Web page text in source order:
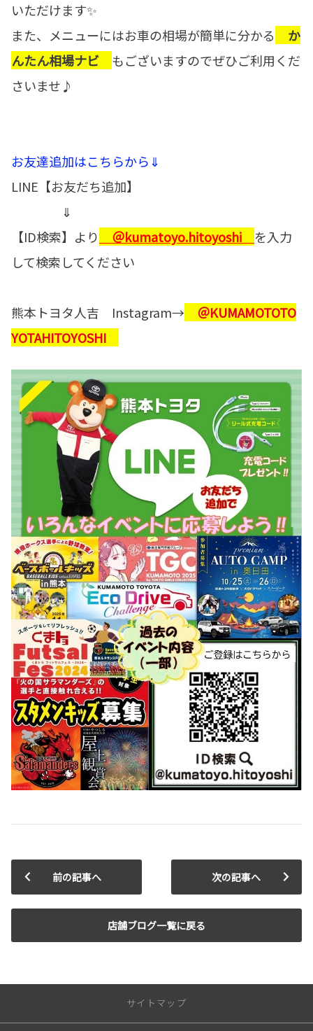
いただけます✨
また、メニューにはお車の相場が簡単に分かる
か
んたん相場ナビ もございますのでぜひご利用くだ
さいませ♪
お友達追加はこちらから⇓
LINE【お友だち追加】
⇓
【ID検索】より
＠kumatoyo.hitoyoshi を入力
して検索してください
熊本トヨタ人吉 Instagram→ ＠KUMAMOTOTO
YOTAHITOYOSHI
前の記事へ
店舗ブログ一覧に戻る
次の記事へ
サイトマップ